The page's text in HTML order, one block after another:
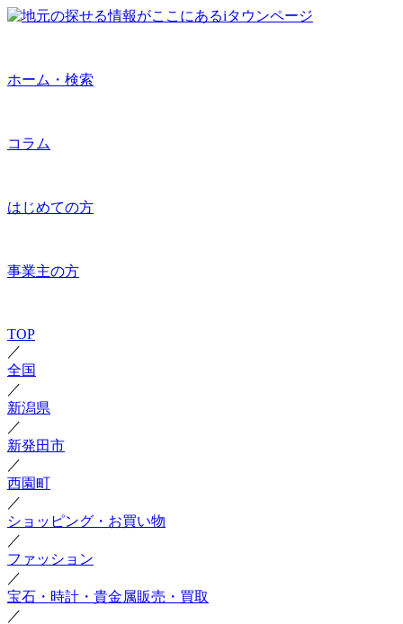
ホーム・検索
コラム
はじめての方
事業主の方
TOP
／
全国
／
新潟県
／
新発田市
／
西園町
／
ショッピング・お買い物
／
ファッション
／
宝石・時計・貴金属販売・買取
／